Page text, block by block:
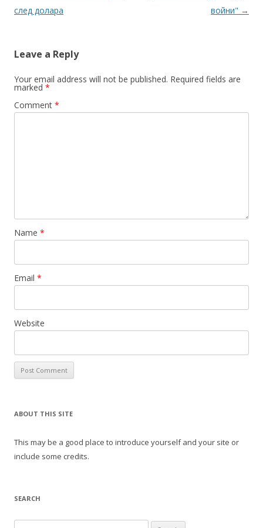
след долара
войни" →
Leave a Reply
Your email address will not be published. Required fields are
marked *
Comment *
Name *
Email *
Website
ABOUT THIS SITE
This may be a good place to introduce yourself and your site or
include some credits.
SEARCH